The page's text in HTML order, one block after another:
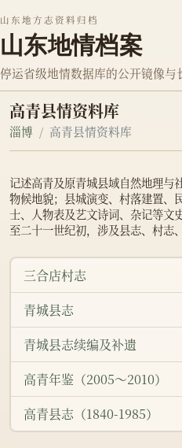
山东地方志资料归档
山东地情档案
停运省级地情数据库的公开镜像与
高青县情资料库
淄博 高青县情资料库
记述高青及原青城县域自然地理与
物候地貌；县城演变、村落建置、
士、人物表及艺文诗词、杂记等文
至二十一世纪初，涉及县志、村志
三合店村志
青城县志
青城县志续编及补遗
高青年鉴（2005～2010）
高青县志（1840-1985）